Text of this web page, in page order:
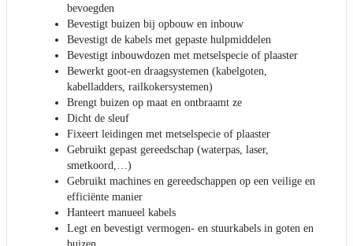
bevoegden
Bevestigt buizen bij opbouw en inbouw
Bevestigt de kabels met gepaste hulpmiddelen
Bevestigt inbouwdozen met metselspecie of plaaster
Bewerkt goot-en draagsystemen (kabelgoten,
kabelladders, railkokersystemen)
Brengt buizen op maat en ontbraamt ze
Dicht de sleuf
Fixeert leidingen met metselspecie of plaaster
Gebruikt gepast gereedschap (waterpas, laser,
smetkoord,…)
Gebruikt machines en gereedschappen op een veilige en
efficiënte manier
Hanteert manueel kabels
Legt en bevestigt vermogen- en stuurkabels in goten en